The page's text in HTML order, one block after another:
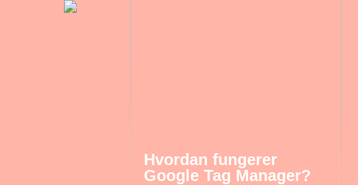
Hvordan fungerer
Google Tag Manager?